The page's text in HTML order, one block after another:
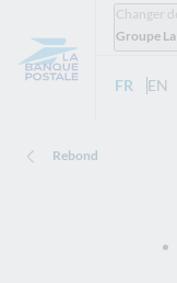
Changer
Groupe
FR -EN
Rebond